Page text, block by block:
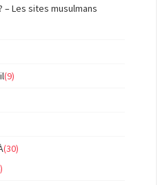
– Les sites musulmans
(9)
(30)